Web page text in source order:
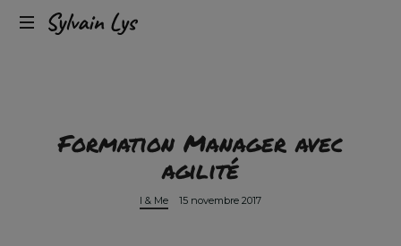
Sylvain
Expérience
client
Formation Manager avec
agilité
I & Me 15 novembre 2017